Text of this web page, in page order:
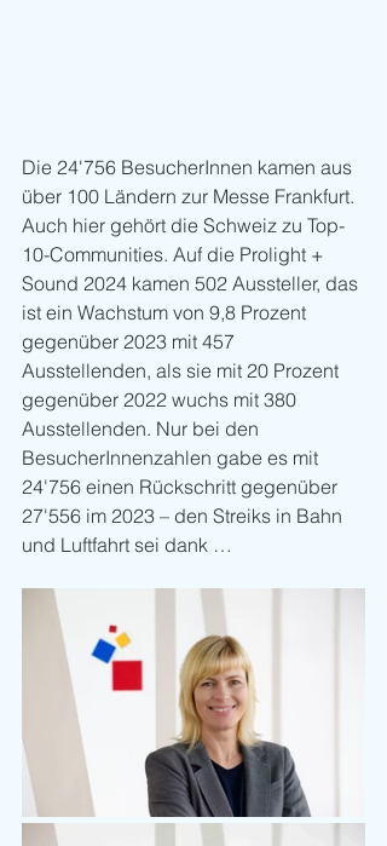
Die 24'756 BesucherInnen kamen aus
über 100 Ländern zur Messe Frankfurt.
Auch hier gehört die Schweiz zu Top-
10-Communities. Auf die Prolight +
Sound 2024 kamen 502 Aussteller, das
ist ein Wachstum von 9,8 Prozent
gegenüber 2023 mit 457
Ausstellenden, als sie mit 20 Prozent
gegenüber 2022 wuchs mit 380
Ausstellenden. Nur bei den
BesucherInnenzahlen gabe es mit
24'756 einen Rückschritt gegenüber
27'556 im 2023 – den Streiks in Bahn
und Luftfahrt sei dank …